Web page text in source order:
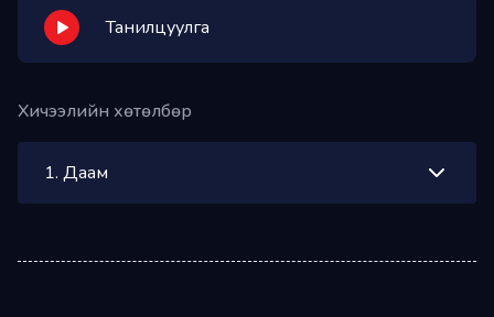
Танилцуулга
Хичээлийн хөтөлбөр
1. Даам